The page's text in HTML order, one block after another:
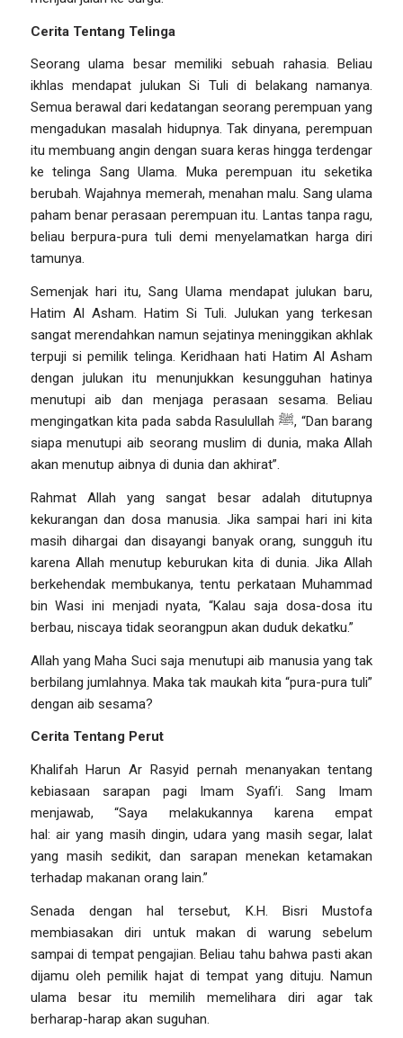
Cerita Tentang Telinga
Seorang ulama besar memiliki sebuah rahasia. Beliau
ikhlas mendapat julukan Si Tuli di belakang namanya.
Semua berawal dari kedatangan seorang perempuan yang
mengadukan masalah hidupnya. Tak dinyana, perempuan
itu membuang angin dengan suara keras hingga terdengar
ke telinga Sang Ulama. Muka perempuan itu seketika
berubah. Wajahnya memerah, menahan malu. Sang ulama
paham benar perasaan perempuan itu. Lantas tanpa ragu,
beliau berpura-pura tuli demi menyelamatkan harga diri
tamunya.
Semenjak hari itu, Sang Ulama mendapat julukan baru,
Hatim Al Asham. Hatim Si Tuli. Julukan yang terkesan
sangat merendahkan namun sejatinya meninggikan akhlak
terpuji si pemilik telinga. Keridhaan hati Hatim Al Asham
dengan julukan itu menunjukkan kesungguhan hatinya
menutupi aib dan menjaga perasaan sesama. Beliau
mengingatkan kita pada sabda Rasulullahﷺ, “Dan barang
siapa menutupi aib seorang muslim di dunia, maka Allah
akan menutup aibnya di dunia dan akhirat”.
Rahmat Allah yang sangat besar adalah ditutupnya
kekurangan dan dosa manusia. Jika sampai hari ini kita
masih dihargai dan disayangi banyak orang, sungguh itu
karena Allah menutup keburukan kita di dunia. Jika Allah
berkehendak membukanya, tentu perkataan Muhammad
bin Wasi ini menjadi nyata,“Kalau saja dosa-dosa itu
berbau, niscaya tidak seorangpun akan duduk dekatku.”
Allah yang Maha Suci saja menutupi aib manusia yang tak
berbilang jumlahnya. Maka tak maukah kita “pura-pura tuli”
dengan aib sesama?
Cerita Tentang Perut
Khalifah Harun Ar Rasyid pernah menanyakan tentang
kebiasaan sarapan pagi Imam Syafi’i. Sang Imam
menjawab,“Saya melakukannya karena empat
hal: airyang masih dingin, udara yang masih segar, lalat
yang masih sedikit, dan sarapan menekan ketamakan
terhadap makanan orang lain.”
Senada dengan hal tersebut, K.H. Bisri Mustofa
membiasakan diri untuk makan di warung sebelum
sampai di tempat pengajian. Beliau tahu bahwa pasti akan
dijamu oleh pemilik hajat di tempat yang dituju. Namun
ulama besar itu memilih memelihara diri agar tak
berharap-harap akan suguhan.